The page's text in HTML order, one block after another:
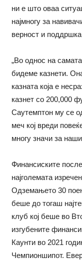
ни е што оваа
најмногу за
верност и
„Во однос на
бидеме казнети.
казната која е
казнет со 200,000
Саутемптон му се
меч кој вреди
многу значи за
Финансиските
најголемата
Одземањето 30
беше до тогаш
клуб кој беше во
изгубените
Каунти во 2021
Чемпионшипот.